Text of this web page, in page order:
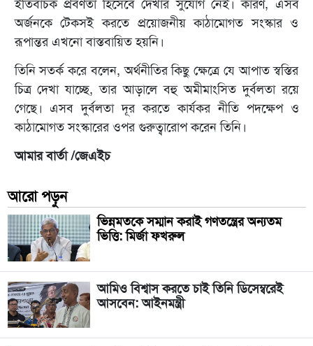
ইতিবাচক প্রবণতা হিসেবে দেখার সুযোগ নেই। কারণ, এসব
অর্জনকে টেকসই করতে প্রয়োজনীয় কাঠামোগত সংস্কার ও
রূপান্তর এখনো বাস্তবায়িত হয়নি।
তিনি সতর্ক করে বলেন, অর্থনীতির কিছু ক্ষেত্রে যে আপাত স্বস্তির
চিত্র দেখা যাচ্ছে, তার আড়ালে বহু অমীমাংসিত দুর্বলতা রয়ে
গেছে। এসব দুর্বলতা দূর করতে কার্যকর নীতি পদক্ষেপ ও
কাঠামোগত সংস্কারের ওপর গুরুত্বারোপ করেন তিনি।
আমার বার্তা /জেএইচ
আরো পড়ুন
ভিন্নমতকে সম্মান করাই গণতন্ত্রের অন্যতম
ভিত্তি: মির্জা ফখরুল
আমিও বিশ্বাস করতে চাই তিনি ডিসেম্বরেই
আসবেন: আইনমন্ত্রী